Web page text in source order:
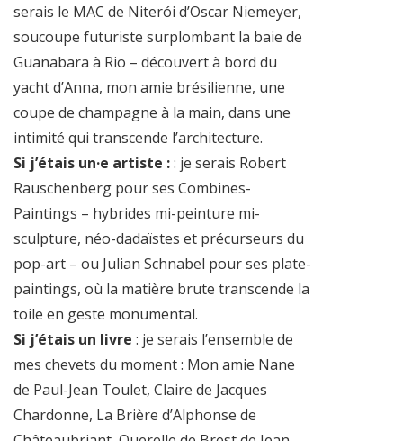
serais le MAC de Niterói d’Oscar Niemeyer,
soucoupe futuriste surplombant la baie de
Guanabara à Rio – découvert à bord du
yacht d’Anna, mon amie brésilienne, une
coupe de champagne à la main, dans une
intimité qui transcende l’architecture.
Si j’étais un·e artiste :: je serais Robert
Rauschenberg pour ses Combines-
Paintings – hybrides mi-peinture mi-
sculpture, néo-dadaïstes et précurseurs du
pop-art – ou Julian Schnabel pour ses plate-
paintings, où la matière brute transcende la
toile en geste monumental.
Si j’étais un livre : je serais l’ensemble de
mes chevets du moment : Mon amie Nane
de Paul-Jean Toulet, Claire de Jacques
Chardonne, La Brière d’Alphonse de